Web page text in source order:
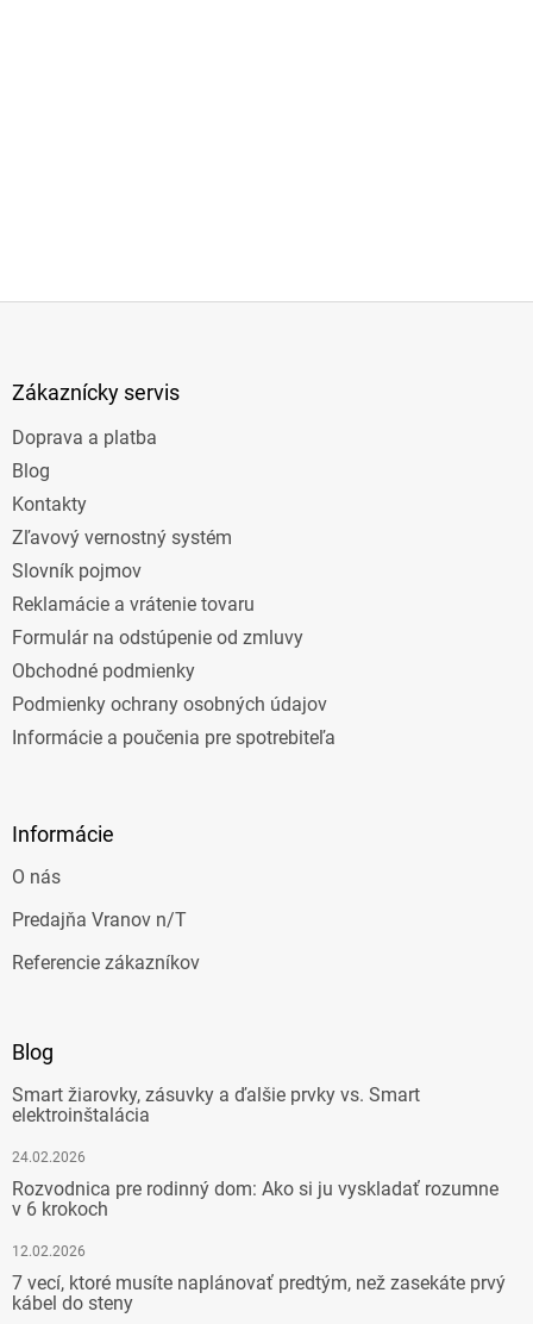
Zákaznícky servis
Doprava a platba
Blog
Kontakty
Zľavový vernostný systém
Slovník pojmov
Reklamácie a vrátenie tovaru
Formulár na odstúpenie od zmluvy
Obchodné podmienky
Podmienky ochrany osobných údajov
Informácie a poučenia pre spotrebiteľa
Informácie
O nás
Predajňa Vranov n/T
Referencie zákazníkov
Blog
Smart žiarovky, zásuvky a ďalšie prvky vs. Smart
elektroinštalácia
24.02.2026
Rozvodnica pre rodinný dom: Ako si ju vyskladať rozumne
v 6 krokoch
12.02.2026
7 vecí, ktoré musíte naplánovať predtým, než zasekáte prvý
kábel do steny